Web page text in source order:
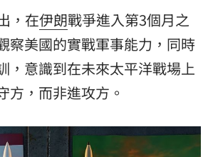
，在伊朗戰爭進入第3個月之
察美國的實戰軍事能力，同時
，意識到在未來太平洋戰場上
方，而非進攻方。